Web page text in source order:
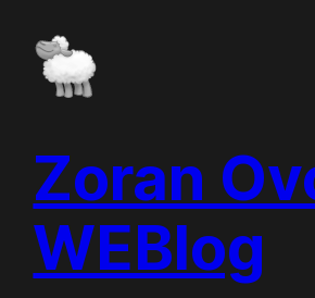
content
Zoran
WEBlog